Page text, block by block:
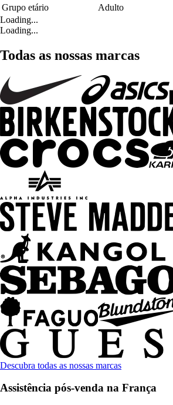
Grupo etário
Adulto
Loading...
Loading...
Todas as nossas marcas
Descubra todas as nossas marcas
Assistência pós-venda na França